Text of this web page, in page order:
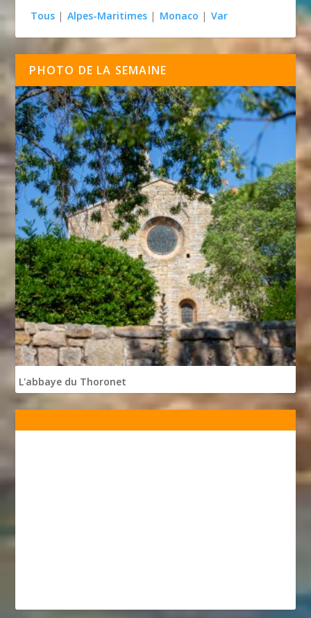
Tous | Alpes-Maritimes | Monaco | Var
PHOTO DE LA SEMAINE
L'abbaye du Thoronet